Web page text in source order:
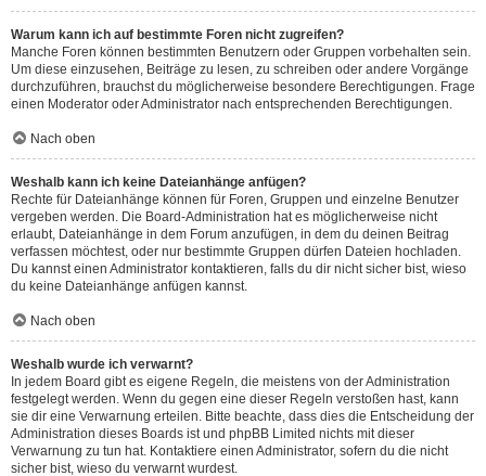
Warum kann ich auf bestimmte Foren nicht zugreifen?
Manche Foren können bestimmten Benutzern oder Gruppen vorbehalten sein.
Um diese einzusehen, Beiträge zu lesen, zu schreiben oder andere Vorgänge
durchzuführen, brauchst du möglicherweise besondere Berechtigungen. Frage
einen Moderator oder Administrator nach entsprechenden Berechtigungen.
Nach oben
Weshalb kann ich keine Dateianhänge anfügen?
Rechte für Dateianhänge können für Foren, Gruppen und einzelne Benutzer
vergeben werden. Die Board-Administration hat es möglicherweise nicht
erlaubt, Dateianhänge in dem Forum anzufügen, in dem du deinen Beitrag
verfassen möchtest, oder nur bestimmte Gruppen dürfen Dateien hochladen.
Du kannst einen Administrator kontaktieren, falls du dir nicht sicher bist, wieso
du keine Dateianhänge anfügen kannst.
Nach oben
Weshalb wurde ich verwarnt?
In jedem Board gibt es eigene Regeln, die meistens von der Administration
festgelegt werden. Wenn du gegen eine dieser Regeln verstoßen hast, kann
sie dir eine Verwarnung erteilen. Bitte beachte, dass dies die Entscheidung der
Administration dieses Boards ist und phpBB Limited nichts mit dieser
Verwarnung zu tun hat. Kontaktiere einen Administrator, sofern du die nicht
sicher bist, wieso du verwarnt wurdest.